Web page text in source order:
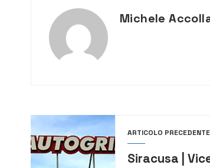
Michele
ARTICOLO PRECEDENTE
Siracusa |